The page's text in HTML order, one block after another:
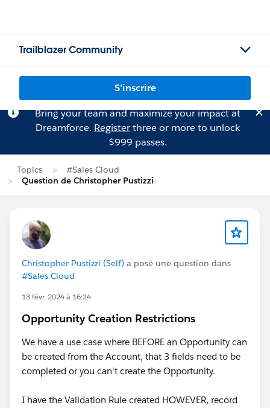
Trailblazer Community
S'inscrire
Bring your team and maximize your impact at
Dreamforce. Registerthree or more to unlock
$999 passes.
Topics
#Sales Cloud
Question de Christopher Pustizzi
Christopher Pustizzi (Self) a posé une question dans
#Sales Cloud
13 févr. 2024 à 16:24
Opportunity Creation Restrictions
We have a use case where BEFORE an Opportunity can
be created from the Account, that 3 fields need to be
completed or you can't create the Opportunity.
I have the Validation Rule created HOWEVER, record